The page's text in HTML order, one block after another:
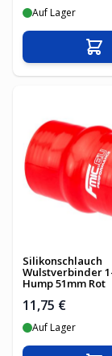
Auf Lager
In
Silikonschlauch
Wulstverbinder
Hump 51mm Rot
11,75 €
Auf Lager